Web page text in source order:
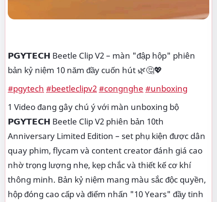
𝗣𝗚𝗬𝗧𝗘𝗖𝗛 Beetle Clip V2 – màn "đập hộp" phiên
bản kỷ niệm 10 năm đầy cuốn hút 🌿🤔💖
#pgytech #beetleclipv2#congnghe #unboxing
1 Video đang gây chú ý với màn unboxing bộ
𝗣𝗚𝗬𝗧𝗘𝗖𝗛 Beetle Clip V2 phiên bản 10th
Anniversary Limited Edition – set phụ kiện được dân
quay phim, flycam và content creator đánh giá cao
nhờ trọng lượng nhẹ, kẹp chắc và thiết kế cơ khí
thông minh. Bản kỷ niệm mang màu sắc độc quyền,
hộp đóng cao cấp và điểm nhấn "10 Years" đầy tinh